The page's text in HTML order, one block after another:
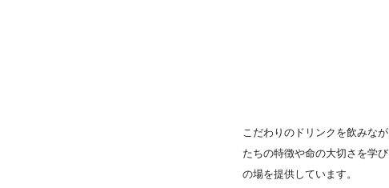
こだわりのドリンクを飲みな
たちの特徴や命の大切さを学
の場を提供しています。